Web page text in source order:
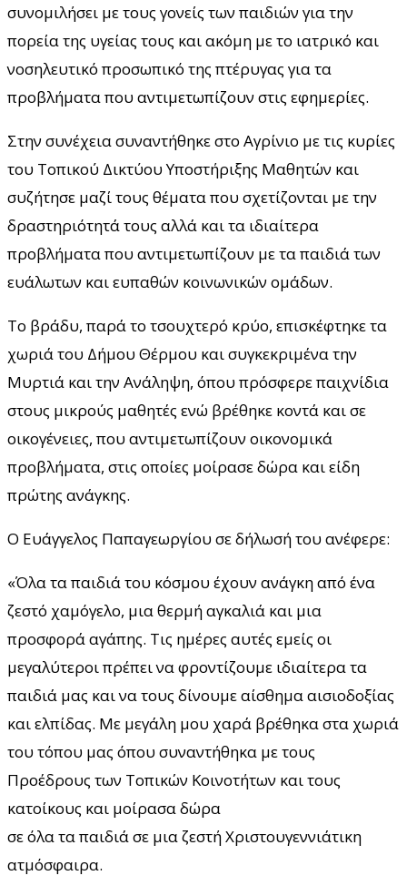
συνομιλήσει με τους γονείς των παιδιών για την
πορεία της υγείας τους και ακόμη με το ιατρικό και
νοσηλευτικό προσωπικό της πτέρυγας για τα
προβλήματα που αντιμετωπίζουν στις εφημερίες.
Στην συνέχεια συναντήθηκε στο Αγρίνιο με τις κυρίες
του Τοπικού Δικτύου Υποστήριξης Μαθητών και
συζήτησε μαζί τους θέματα που σχετίζονται με την
δραστηριότητά τους αλλά και τα ιδιαίτερα
προβλήματα που αντιμετωπίζουν με τα παιδιά των
ευάλωτων και ευπαθών κοινωνικών ομάδων.
Το βράδυ, παρά το τσουχτερό κρύο, επισκέφτηκε τα
χωριά του Δήμου Θέρμου και συγκεκριμένα την
Μυρτιά και την Ανάληψη, όπου πρόσφερε παιχνίδια
στους μικρούς μαθητές ενώ βρέθηκε κοντά και σε
οικογένειες, που αντιμετωπίζουν οικονομικά
προβλήματα, στις οποίες μοίρασε δώρα και είδη
πρώτης ανάγκης.
Ο Ευάγγελος Παπαγεωργίου σε δήλωσή του ανέφερε:
«Όλα τα παιδιά του κόσμου έχουν ανάγκη από ένα
ζεστό χαμόγελο, μια θερμή αγκαλιά και μια
προσφορά αγάπης. Τις ημέρες αυτές εμείς οι
μεγαλύτεροι πρέπει να φροντίζουμε ιδιαίτερα τα
παιδιά μας και να τους δίνουμε αίσθημα αισιοδοξίας
και ελπίδας. Με μεγάλη μου χαρά βρέθηκα στα χωριά
του τόπου μας όπου συναντήθηκα με τους
Προέδρους των Τοπικών Κοινοτήτων και τους
κατοίκους και μοίρασα δώρα
σε όλα τα παιδιά σε μια ζεστή Χριστουγεννιάτικη
ατμόσφαιρα.